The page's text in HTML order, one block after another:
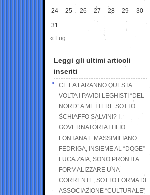
24 25 26 27 28 29 30
31
« Lug
Leggi gli ultimi articoli
inseriti
CE LA FARANNO QUESTA
VOLTA I PAVIDI LEGHISTI “DEL
NORD” A METTERE SOTTO
SCHIAFFO SALVINI? I
GOVERNATORI ATTILIO
FONTANA E MASSIMILIANO
FEDRIGA, INSIEME AL “DOGE”
LUCA ZAIA, SONO PRONTI A
FORMALIZZARE UNA
CORRENTE, SOTTO FORMA DI
ASSOCIAZIONE “CULTURALE”